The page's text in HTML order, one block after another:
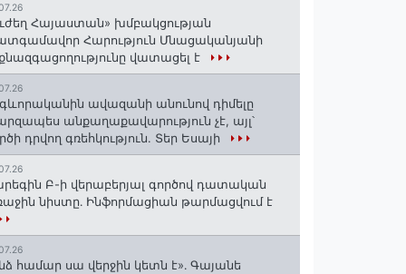
Հայաստան» խմբակցության
Հարություն Մնացականյանի
վատացել է
ավազանի անունով դիմելը
անքաղաքավարություն չէ, այլ՝
դրվող գռեհկություն. Տեր Եսայի
Բ-ի վերաբերյալ գործով դատական
նիստը․ Ինֆորմացիան թարմացվում է
համար սա վերջին կետն է»․ Գայանե